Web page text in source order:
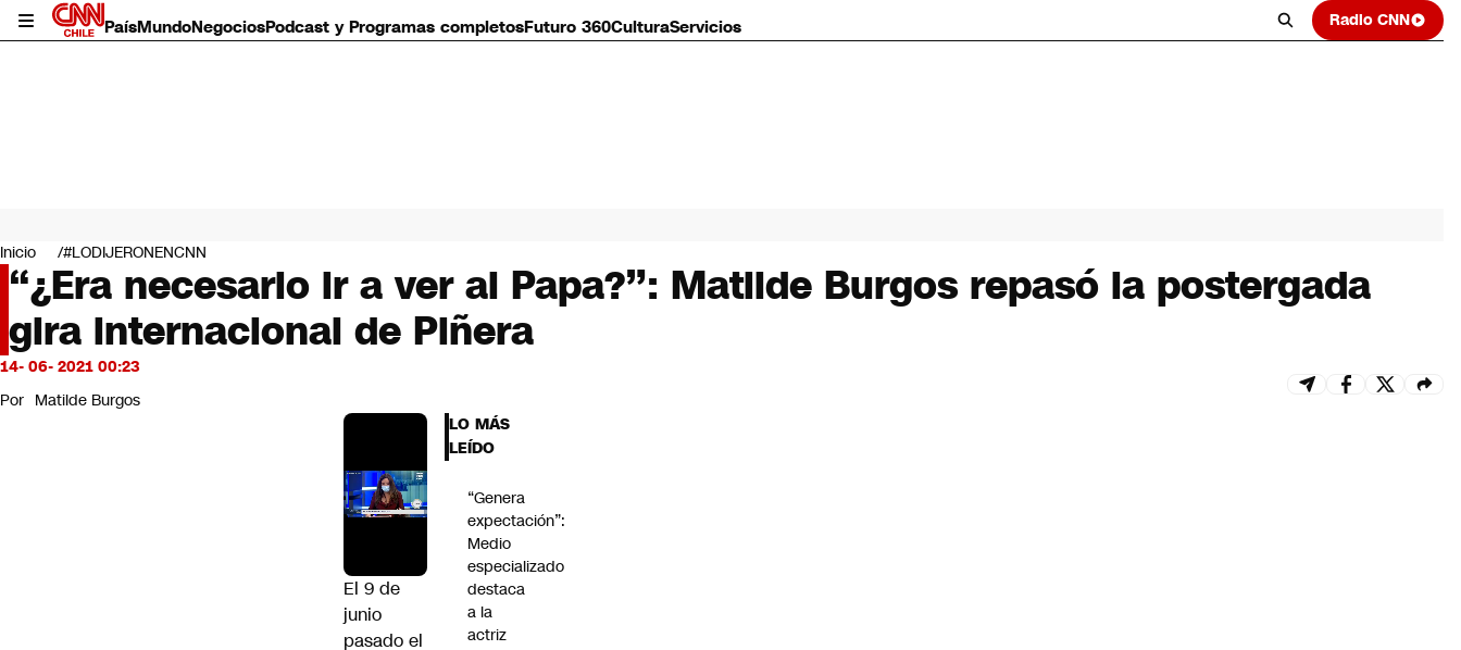
PaísMundoNegociosPodcast y Programas completosFuturo 360CulturaServicios Radio CNN
Mundo
Negocios
Deportes
Programas completos
Cultura
Servicios
Bits
CNN Data
Inicio #LODIJERONENCNN
“¿Era necesario ir a ver al Papa?”: Matilde Burgos repasó la postergada
gira internacional de Piñera
14- 06- 2021 00:23
Por Matilde Burgos
El 9 de
junio
pasado el
LO MÁS
LEÍDO
“Genera
expectación”:
Medio
especializado
destaca
a la
actriz